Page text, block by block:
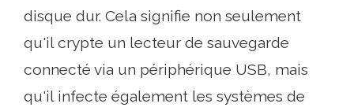
disque dur. Cela signifie non seulement
qu'il crypte un lecteur de sauvegarde
connecté via un périphérique USB, mais
qu'il infecte également les systèmes de